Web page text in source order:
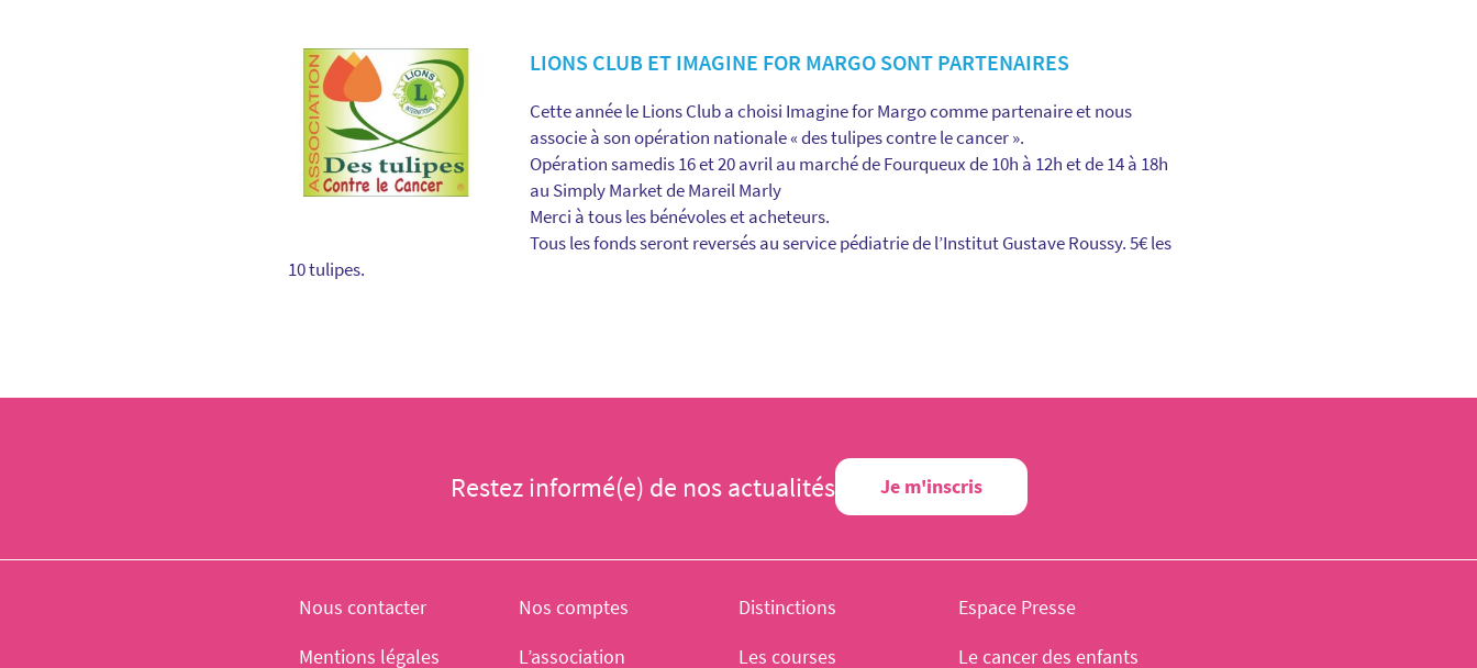
LIONS CLUB ET IMAGINE FOR MARGO SONT PARTENAIRES
Cette année le Lions Club a choisi Imagine for Margo comme partenaire et nous
associe à son opération nationale « des tulipes contre le cancer ».
Opération samedis 16 et 20 avril au marché de Fourqueux de 10h à 12h et de 14 à 18h
au Simply Market de Mareil Marly
Merci à tous les bénévoles et acheteurs.
Tous les fonds seront reversés au service pédiatrie de l’Institut Gustave Roussy. 5€ les
10 tulipes.
Restez informé(e) de nos actualités Je m'inscris
Nous contacter Nos comptes Distinctions
Espace Presse
Mentions légales
L’association Les courses Le cancer des enfants